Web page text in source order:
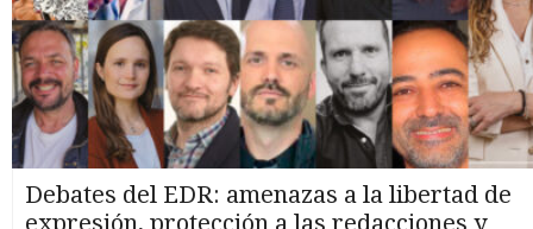
Debates del EDR: amenazas a la libertad de
expresión, protección a las redacciones y